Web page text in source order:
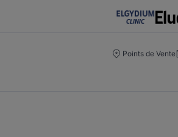
Points de Vente